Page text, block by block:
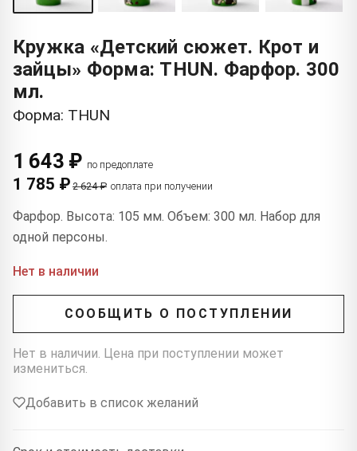
Кружка «Детский сюжет. Крот и
зайцы» Форма: THUN. Фарфор. 300
мл.
Форма: THUN
1 643 ₽ по предоплате
1 785 ₽ 2 624 ₽ оплата при получении
Фарфор. Высота: 105 мм. Объем: 300 мл. Набор для
одной персоны.
Нет в наличии
СООБЩИТЬ О ПОСТУПЛЕНИИ
Нет в наличии. Цена при поступлении может
измениться.
Добавить в список желаний